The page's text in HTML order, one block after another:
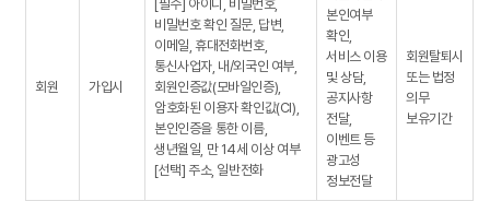
회원 가입시
[필수] 아이디, 비밀번호,
비밀번호 확인 질문, 답변,
이메일, 휴대전화번호,
통신사업자, 내/외국인 여부,
회원인증값(모바일인증),
암호화된 이용자 확인값(CI),
본인인증을 통한 이름,
생년월일, 만 14세 이상 여부
[선택] 주소, 일반전화
본인여부
확인,
서비스 이용
및 상담,
공지사항
전달,
이벤트 등
광고성
정보전달
회원탈퇴시
또는 법정
의무
보유기간